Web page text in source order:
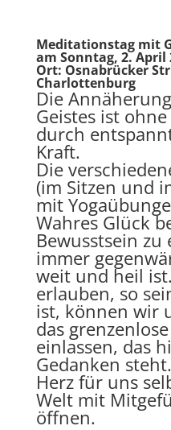
Meditationstag mit
am Sonntag, 2. April
Ort: Osnabrücker
Charlottenburg
Die
Geistes ist
durch
Kraft.
Die
(im Sitzen und
mit
Wahres Glück
Bewusstsein zu
immer
weit und heil
erlauben, so
ist, können wir
das
einlassen, das
Gedanken
Herz für uns
Welt mit
öffnen.